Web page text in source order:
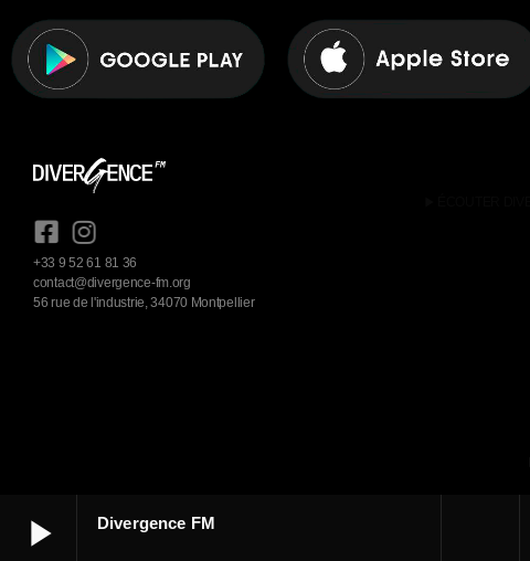
play_arrow Divergence FM
+33 9 52 61 81 36
contact@divergence-fm.org
56 rue de l'industrie, 34070 Montpellier